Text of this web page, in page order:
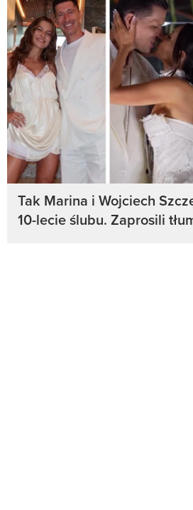
Tak Marina i Wojciech
10-lecie ślubu. Zaprosili